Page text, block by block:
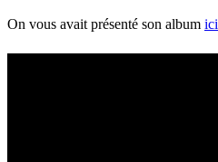
On vous avait présenté son album ici